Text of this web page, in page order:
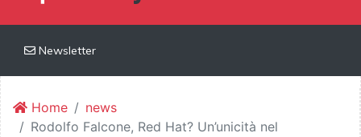
Newsletter
Home
news
Rodolfo Falcone, Red Hat? Un’unicità nel